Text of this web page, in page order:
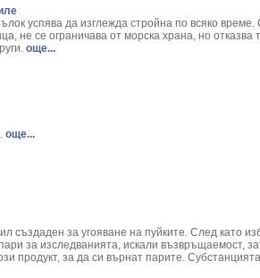
glabra
Balsamita
Saxifraga
нокти/ - Lonicera caprifolium
L.
успява да изглежда стройна по всяко
не се ограничава от морска храна, но отказва
още...
още...
създаден за угояване на пуйките. След като
за изследванията, искали възвръщаемост,
продукт, за да си върнат парите.